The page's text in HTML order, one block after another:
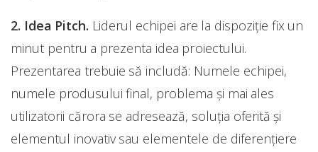
2. Idea Pitch. Liderul echipei are la dispoziție fix un
minut pentru a prezenta idea proiectului.
Prezentarea trebuie să includă: Numele echipei,
numele produsului final, problema și mai ales
utilizatorii cărora se adresează, soluția oferită și
elementul inovativ sau elementele de diferențiere